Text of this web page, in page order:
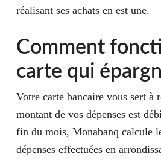
réalisant ses achats en est une.
Comment
carte qui
Votre carte bancaire vous sert à
montant de vos dépenses est
fin du mois, Monabanq calcule
dépenses effectuées en